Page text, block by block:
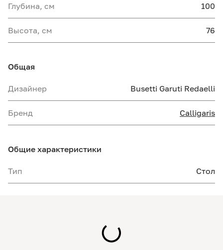
Глубина, см 100
Высота, см 76
Общая
Дизайнер Busetti Garuti Redaelli
Бренд Calligaris
Общие характеристики
Тип Стол